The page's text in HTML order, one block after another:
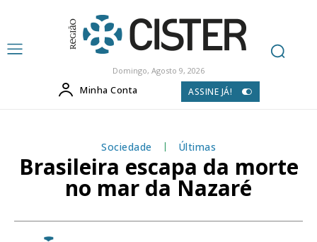
Domingo, Agosto 9, 2026
Minha Conta ASSINE JÁ!
Sociedade Últimas
Brasileira escapa da morte
no mar da Nazaré